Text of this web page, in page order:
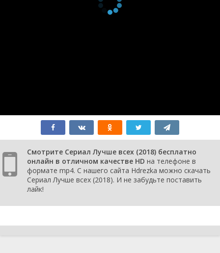
Смотрите Сериал Лучше всех (2018) бесплатно
онлайн в отличном качестве HD на телефоне в
формате mp4. С нашего сайта Hdrezka можно скачать
Сериал Лучше всех (2018). И не забудьте поставить
лайк!